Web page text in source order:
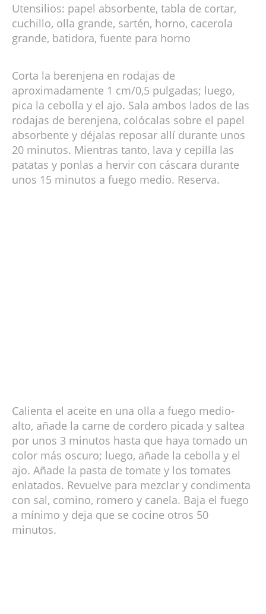
Utensilios: papel absorbente, tabla de cortar,
cuchillo, olla grande, sartén, horno, cacerola
grande, batidora, fuente para horno
Corta la berenjena en rodajas de
aproximadamente 1 cm/0,5 pulgadas; luego,
pica la cebolla y el ajo. Sala ambos lados de las
rodajas de berenjena, colócalas sobre el papel
absorbente y déjalas reposar allí durante unos
20 minutos. Mientras tanto, lava y cepilla las
patatas y ponlas a hervir con cáscara durante
unos 15 minutos a fuego medio. Reserva.
Calienta el aceite en una olla a fuego medio-
alto, añade la carne de cordero picada y saltea
por unos 3 minutos hasta que haya tomado un
color más oscuro; luego, añade la cebolla y el
ajo. Añade la pasta de tomate y los tomates
enlatados. Revuelve para mezclar y condimenta
con sal, comino, romero y canela. Baja el fuego
a mínimo y deja que se cocine otros 50
minutos.